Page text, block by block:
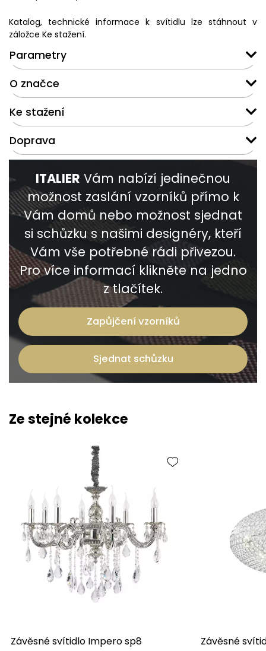
Katalog, technické informace k svítidlu lze stáhnout v
záložce Ke stažení.
Parametry
O značce
Ke stažení
Doprava
ITALIER Vám nabízí jedinečnou
možnost zaslání vzorníků přímo k
Vám domů nebo možnost sjednat
si schůzku s našimi designéry, kteří
Vám vše potřebné rádi přivezou.
Pro více informací klikněte na jedno
z tlačítek.
Zapůjčení vzorníků
Sjednat schůzku
Ze stejné kolekce
Závěsné svítidlo Impero sp8 Závěsné